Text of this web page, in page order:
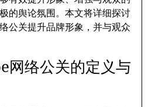
的舆论氛围。本文将详细探讨
公关提升品牌形象，并与观众
网络公关的定义与